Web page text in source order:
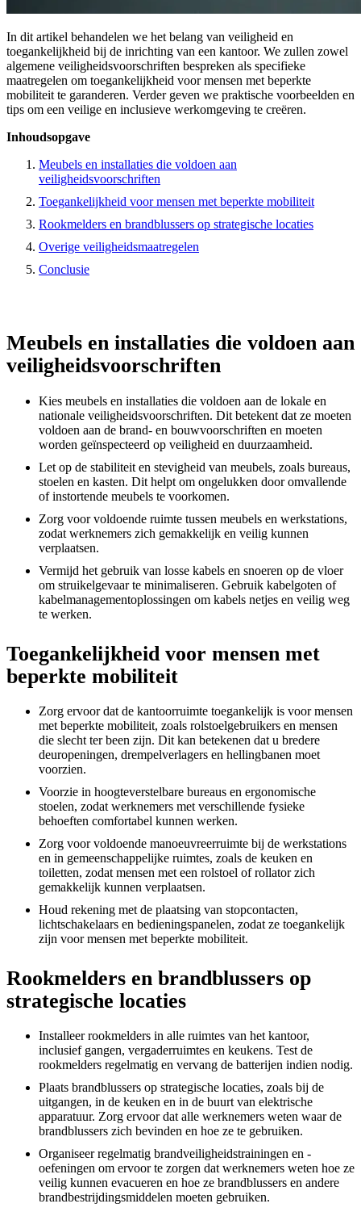
In dit artikel behandelen we het belang van veiligheid en
toegankelijkheid bij de inrichting van een kantoor. We zullen zowel
algemene veiligheidsvoorschriften bespreken als specifieke
maatregelen om toegankelijkheid voor mensen met beperkte
mobiliteit te garanderen. Verder geven we praktische voorbeelden en
tips om een veilige en inclusieve werkomgeving te creëren.
Inhoudsopgave
Meubels en installaties die voldoen aan
veiligheidsvoorschriften
Toegankelijkheid voor mensen met beperkte mobiliteit
Rookmelders en brandblussers op strategische locaties
Overige veiligheidsmaatregelen
Conclusie
Meubels en installaties die voldoen aan
veiligheidsvoorschriften
Kies meubels en installaties die voldoen aan de lokale en
nationale veiligheidsvoorschriften. Dit betekent dat ze moeten
voldoen aan de brand- en bouwvoorschriften en moeten
worden geïnspecteerd op veiligheid en duurzaamheid.
Let op de stabiliteit en stevigheid van meubels, zoals bureaus,
stoelen en kasten. Dit helpt om ongelukken door omvallende
of instortende meubels te voorkomen.
Zorg voor voldoende ruimte tussen meubels en werkstations,
zodat werknemers zich gemakkelijk en veilig kunnen
verplaatsen.
Vermijd het gebruik van losse kabels en snoeren op de vloer
om struikelgevaar te minimaliseren. Gebruik kabelgoten of
kabelmanagementoplossingen om kabels netjes en veilig weg
te werken.
Toegankelijkheid voor mensen met
beperkte mobiliteit
Zorg ervoor dat de kantoorruimte toegankelijk is voor mensen
met beperkte mobiliteit, zoals rolstoelgebruikers en mensen
die slecht ter been zijn. Dit kan betekenen dat u bredere
deuropeningen, drempelverlagers en hellingbanen moet
voorzien.
Voorzie in hoogteverstelbare bureaus en ergonomische
stoelen, zodat werknemers met verschillende fysieke
behoeften comfortabel kunnen werken.
Zorg voor voldoende manoeuvreerruimte bij de werkstations
en in gemeenschappelijke ruimtes, zoals de keuken en
toiletten, zodat mensen met een rolstoel of rollator zich
gemakkelijk kunnen verplaatsen.
Houd rekening met de plaatsing van stopcontacten,
lichtschakelaars en bedieningspanelen, zodat ze toegankelijk
zijn voor mensen met beperkte mobiliteit.
Rookmelders en brandblussers op
strategische locaties
Installeer rookmelders in alle ruimtes van het kantoor,
inclusief gangen, vergaderruimtes en keukens. Test de
rookmelders regelmatig en vervang de batterijen indien nodig.
Plaats brandblussers op strategische locaties, zoals bij de
uitgangen, in de keuken en in de buurt van elektrische
apparatuur. Zorg ervoor dat alle werknemers weten waar de
brandblussers zich bevinden en hoe ze te gebruiken.
Organiseer regelmatig brandveiligheidstrainingen en -
oefeningen om ervoor te zorgen dat werknemers weten hoe ze
veilig kunnen evacueren en hoe ze brandblussers en andere
brandbestrijdingsmiddelen moeten gebruiken.